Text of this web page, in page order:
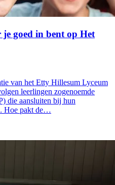
goed in bent op Het
van het Etty Hillesum Lyceum
leerlingen zogenoemde
die aansluiten bij hun
Hoe pakt de…